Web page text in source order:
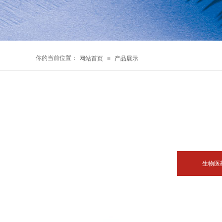
你的当前位置： 网站首页 ≡ 产品展示
生物医